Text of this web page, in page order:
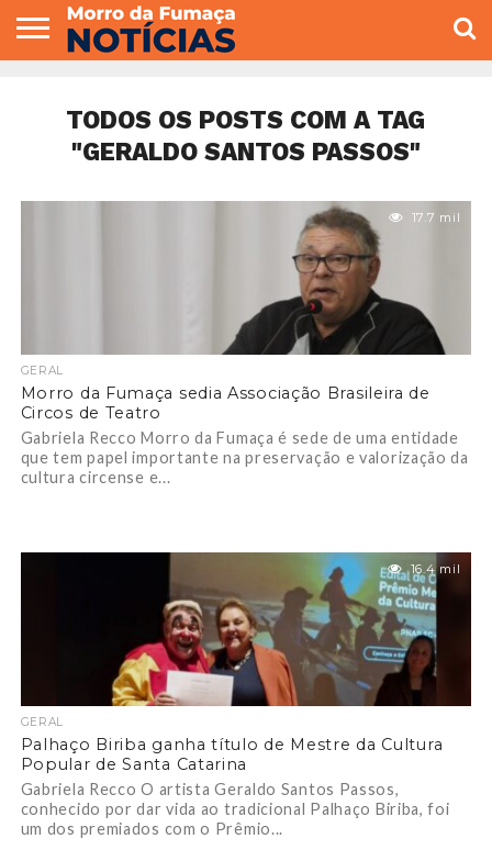
VEREADORES
TODOS OS POSTS COM A TAG
"GERALDO SANTOS PASSOS"
17.7 mil
GERAL
Morro da Fumaça sedia Associação Brasileira de
Circos de Teatro
Gabriela Recco Morro da Fumaça é sede de uma entidade
que tem papel importante na preservação e valorização da
cultura circense e...
16.4 mil
GERAL
Palhaço Biriba ganha título de Mestre da Cultura
Popular de Santa Catarina
Gabriela Recco O artista Geraldo Santos Passos,
conhecido por dar vida ao tradicional Palhaço Biriba, foi
um dos premiados com o Prêmio...